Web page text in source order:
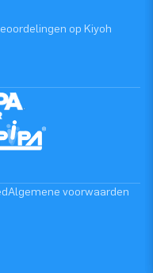
op Kiyoh
Algemene voorwaarden